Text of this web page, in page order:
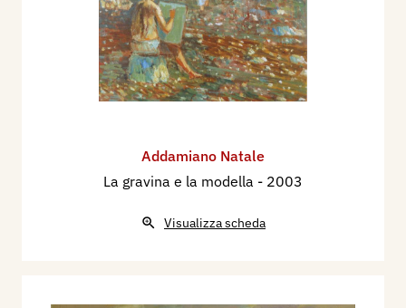
Addamiano Natale
La gravina e la modella - 2003
Visualizza scheda